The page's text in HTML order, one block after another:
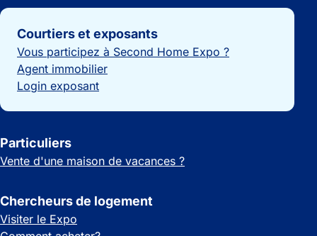
Liens importants
Courtiers et exposants
Vous participez à Second Home Expo ?
Agent immobilier
Login exposant
Particuliers
Vente d'une maison de vacances ?
Chercheurs de logement
Visiter le Expo